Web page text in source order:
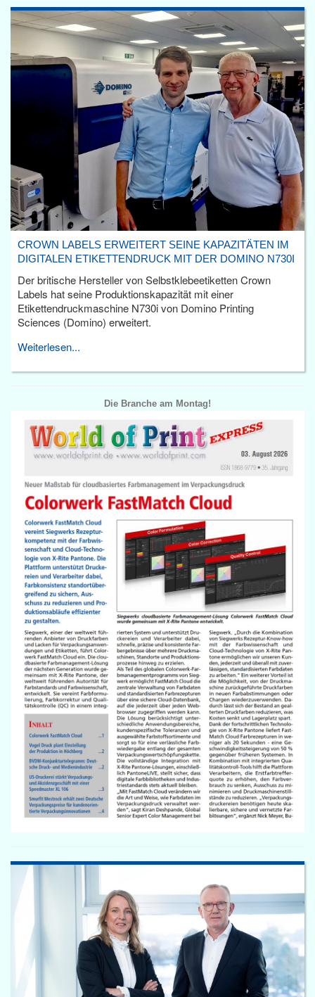
CROWN LABELS ERWEITERT SEINE KAPAZITÄTEN IM
DIGITALEN ETIKETTENDRUCK MIT DER DOMINO N730I
Der britische Hersteller von Selbstklebeetiketten Crown
Labels hat seine Produktionskapazität mit einer
Etikettendruckmaschine N730i von Domino Printing
Sciences (Domino) erweitert.
Weiterlesen...
Die Branche am Montag!